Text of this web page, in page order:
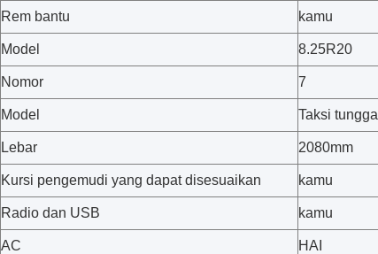
Rem bantu kamu
Model 8.25R20
Nomor 7
Model Taksi
Lebar 2080mm
Kursi pengemudi yang dapat disesuaikan kamu
Radio dan USB kamu
AC HAI